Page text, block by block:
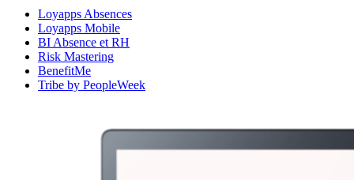
Loyapps Absences
Loyapps Mobile
BI Absence et RH
Risk Mastering
BenefitMe
Tribe by PeopleWeek